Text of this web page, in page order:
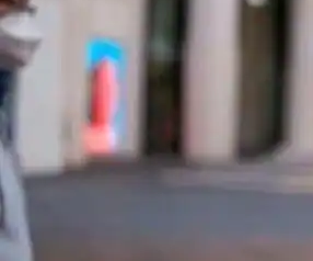
செய்தி முன்னோட்டம்
சீனாவில் உள்ள ஷாங்காய்
தெரிவித்துள்ளனர்.
சீனாவில் வரலாறு
அதிக மக்கள்
வெளியாகி உள்ளன.
ஆனால், சீனாவில்
மூன்று வருடங்கள்